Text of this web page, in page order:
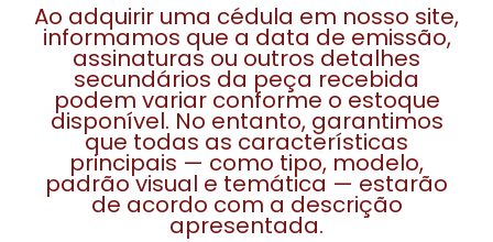
Ao adquirir uma cédula em nosso site,
informamos que a data de emissão,
assinaturas ou outros detalhes
secundários da peça recebida
podem variar conforme o estoque
disponível. No entanto, garantimos
que todas as características
principais — como tipo, modelo,
padrão visual e temática — estarão
de acordo com a descrição
apresentada.